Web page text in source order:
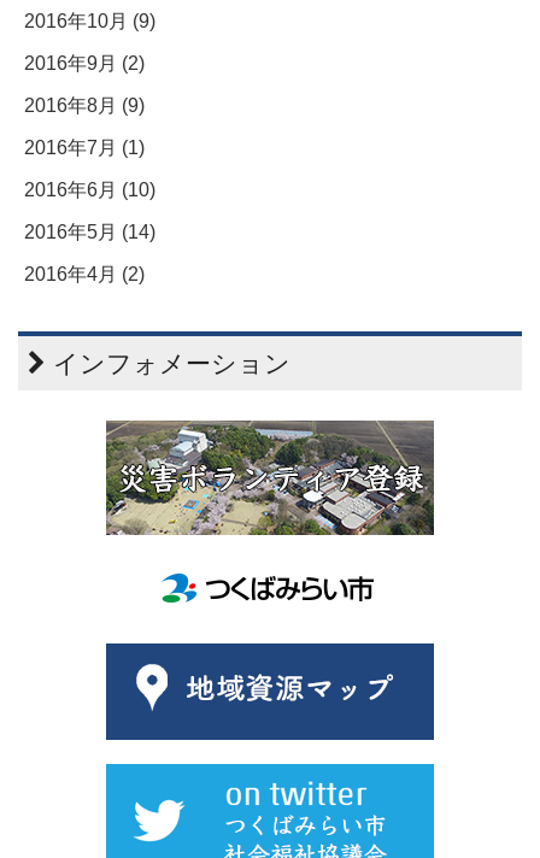
2016年10月 (9)
2016年9月 (2)
2016年8月 (9)
2016年7月 (1)
2016年6月 (10)
2016年5月 (14)
2016年4月 (2)
インフォメーション